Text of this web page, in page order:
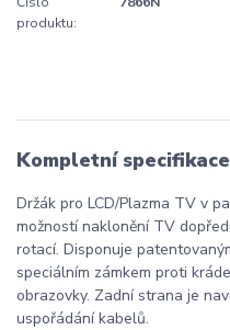
produktu:
Kompletní specifikace
Držák pro LCD/Plazma TV v
možností naklonění TV
rotací. Disponuje
speciálním zámkem proti
obrazovky. Zadní strana je
uspořádání kabelů.